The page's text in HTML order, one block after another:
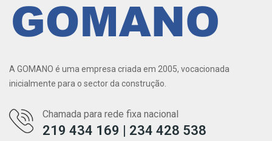
A GOMANO é uma empresa criada em 2005, vocacionada
inicialmente para o sector da construção.
Chamada para rede fixa nacional
219 434 169 | 234 428 538